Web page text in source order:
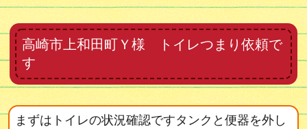
高崎市上和田町Ｙ様 トイレつまり依頼で
す
まずはトイレの状況確認ですタンクと便器を外し